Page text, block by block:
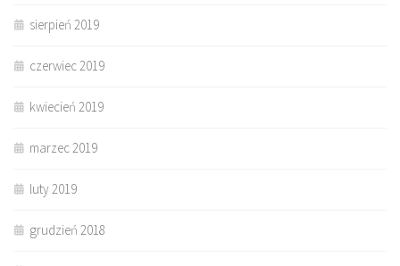
sierpień 2019
czerwiec 2019
kwiecień 2019
marzec 2019
luty 2019
grudzień 2018